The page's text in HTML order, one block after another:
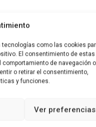
como las cookies
El consentimiento de estas
de navegación o
o retirar el consentimiento,
y funciones.
Ver preferencias